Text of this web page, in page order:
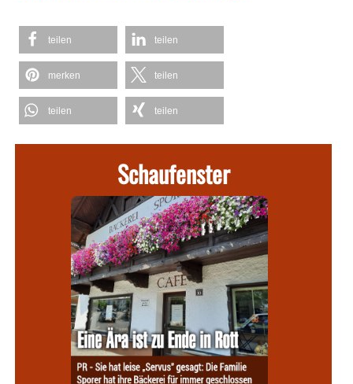
teilen teilen
merken teilen
teilen teilen
Schaufenster